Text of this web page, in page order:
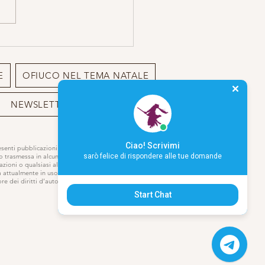
OFIUCO NEL TEMA NATALE
NEWSLETTER BIO
pubblicazioni o sito può essere
in alcun modo,
o qualsiasi altro modo di
in uso o che verrà
dei diritti d’autore.
Ciao! Scrivimi
sarò felice di rispondere alle tue domande
Start Chat